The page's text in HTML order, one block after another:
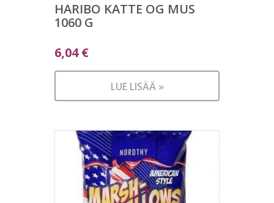
HARIBO KATTE OG MUS
1060 G
6,04€
LUE LISÄÄ »